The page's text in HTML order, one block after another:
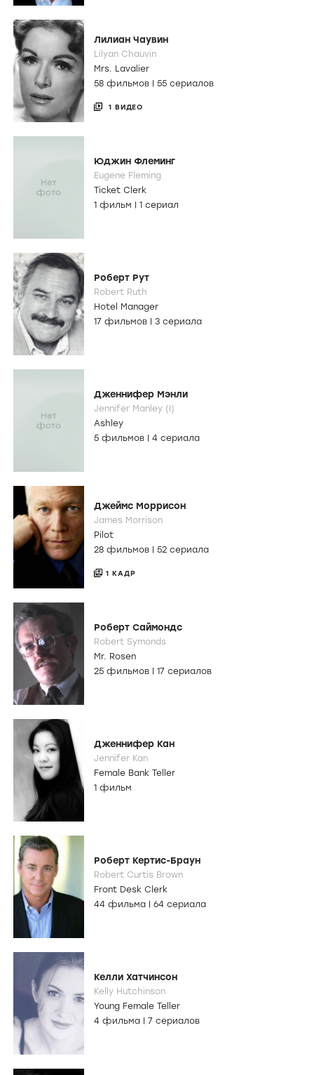
Лилиан Чаувин
Lilyan Chauvin
Mrs. Lavalier
58 фильмов | 55 сериалов
1 ВИДЕО
Юджин Флеминг
Eugene Fleming
Ticket Clerk
1 фильм
1 сериал
Роберт Рут
Robert Ruth
Hotel Manager
17 фильмов
3 сериала
Дженнифер Мэнли
Jennifer Manley (I)
Ashley
5 фильмов
4 сериала
Джеймс Моррисон
James Morrison
Pilot
28 фильмов | 52 сериала
1 КАДР
Роберт Саймондс
Robert Symonds
Mr. Rosen
25 фильмов
17 сериалов
Дженнифер Кан
Jennifer Kan
Female Bank Teller
1 фильм
Роберт Кертис-Браун
Robert Curtis Brown
Front Desk Clerk
44 фильма
64 сериала
Келли Хатчинсон
Kelly Hutchinson
Young Female Teller
4 фильма
7 сериалов